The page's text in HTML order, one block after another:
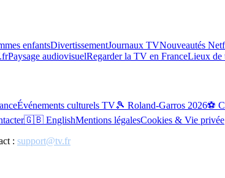
enfantsDivertissementJournaux TVNouveautés
Paysage audiovisuelRegarder la TV en FranceLieux de
Événements culturels TV🎾 Roland-Garros 2026⚽
🇬🇧 EnglishMentions légalesCookies & Vie privée
: support@tv.fr